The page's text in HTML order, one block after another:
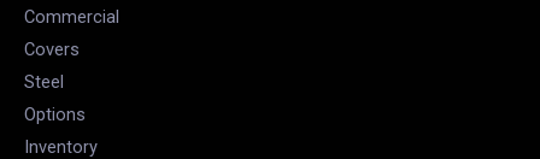
Commercial
Covers
Steel
Options
Inventory